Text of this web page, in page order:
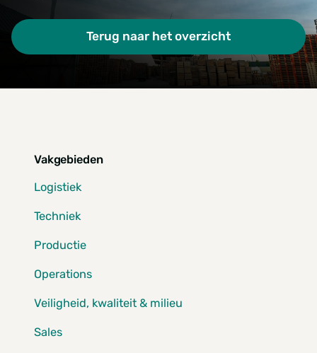
Terug naar het overzicht
Vakgebieden
Logistiek
Techniek
Productie
Operations
Veiligheid, kwaliteit & milieu
Sales